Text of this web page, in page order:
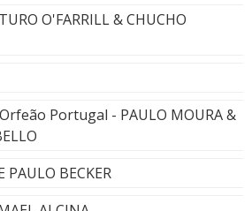
O'FARRILL & CHUCHO
Portugal - PAULO MOURA &
PAULO BECKER